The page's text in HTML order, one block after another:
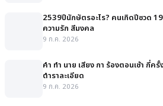
2539ปีนักษัตรอะไร? คนเกิดปีชวด
ความรัก สีมงคล
9 ก.ค. 2026
คํา ทํา นาย เสียง กา ร้องตอนเช้า กี่ค
ตำราละเอียด
9 ก.ค. 2026